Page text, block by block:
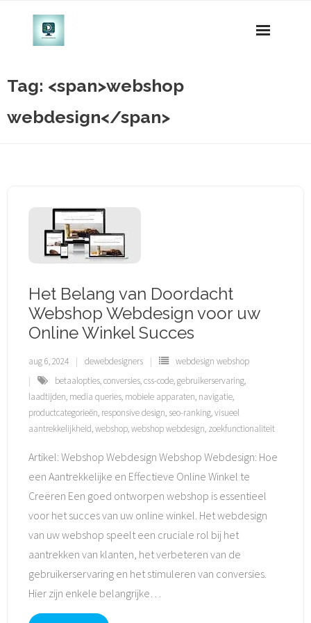
Tag: <span>webshop
webdesign</span>
Het Belang van Doordacht
Webshop Webdesign voor uw
Online Winkel Succes
aug 6, 2024 dewebdesigners
webdesign webshop
betaalopties,conversies,css-code,gebruikerservaring,
laadtijden, media queries, mobiele apparaten, navigatie,
productcategorieën, responsive design, seo-ranking,visueel
aantrekkelijkheid,webshop,webshop webdesign, zoekfunctionaliteit
Artikel: Webshop Webdesign Webshop Webdesign: Hoe
een Aantrekkelijke en Effectieve Online Winkel te
Creëren Een goed ontworpen webshop is essentieel
voor het succes van uw online winkel. Het webdesign
van uw webshop speelt een cruciale rol bij het
aantrekken van klanten, het verbeteren van de
gebruikerservaring en het stimuleren van conversies.
Hier zijn enkele belangrijke…